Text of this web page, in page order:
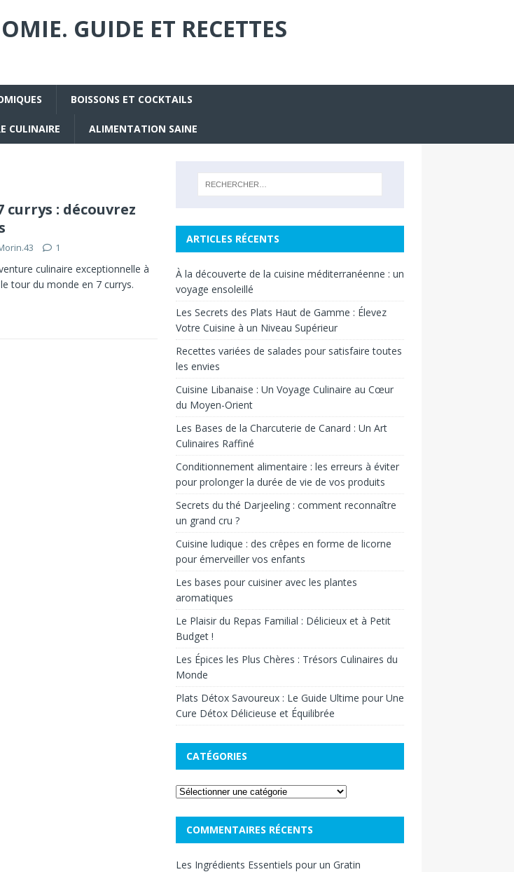
GUIDE ET RECETTES
BOISSONS ET COCKTAILS
CULINAIRE ALIMENTATION SAINE
currys : découvrez
1
culinaire exceptionnelle à
tour du monde en 7 currys.
ARTICLES RÉCENTS
À la découverte de la cuisine méditerranéenne : un
voyage ensoleillé
Les Secrets des Plats Haut de Gamme : Élevez
Votre Cuisine à un Niveau Supérieur
Recettes variées de salades pour satisfaire toutes
les envies
Cuisine Libanaise : Un Voyage Culinaire au Cœur
du Moyen-Orient
Les Bases de la Charcuterie de Canard : Un Art
Culinaires Raffiné
Conditionnement alimentaire : les erreurs à éviter
pour prolonger la durée de vie de vos produits
Secrets du thé Darjeeling : comment reconnaître
un grand cru ?
Cuisine ludique : des crêpes en forme de licorne
pour émerveiller vos enfants
Les bases pour cuisiner avec les plantes
aromatiques
Le Plaisir du Repas Familial : Délicieux et à Petit
Budget !
Les Épices les Plus Chères : Trésors Culinaires du
Monde
Plats Détox Savoureux : Le Guide Ultime pour Une
Cure Détox Délicieuse et Équilibrée
CATÉGORIES
COMMENTAIRES RÉCENTS
Les Ingrédients Essentiels pour un Gratin